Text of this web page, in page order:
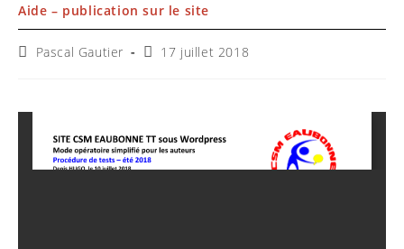
Aide – publication sur le site
Auteur/autrice
Pascal Gautier
Publication
17 juillet 2018